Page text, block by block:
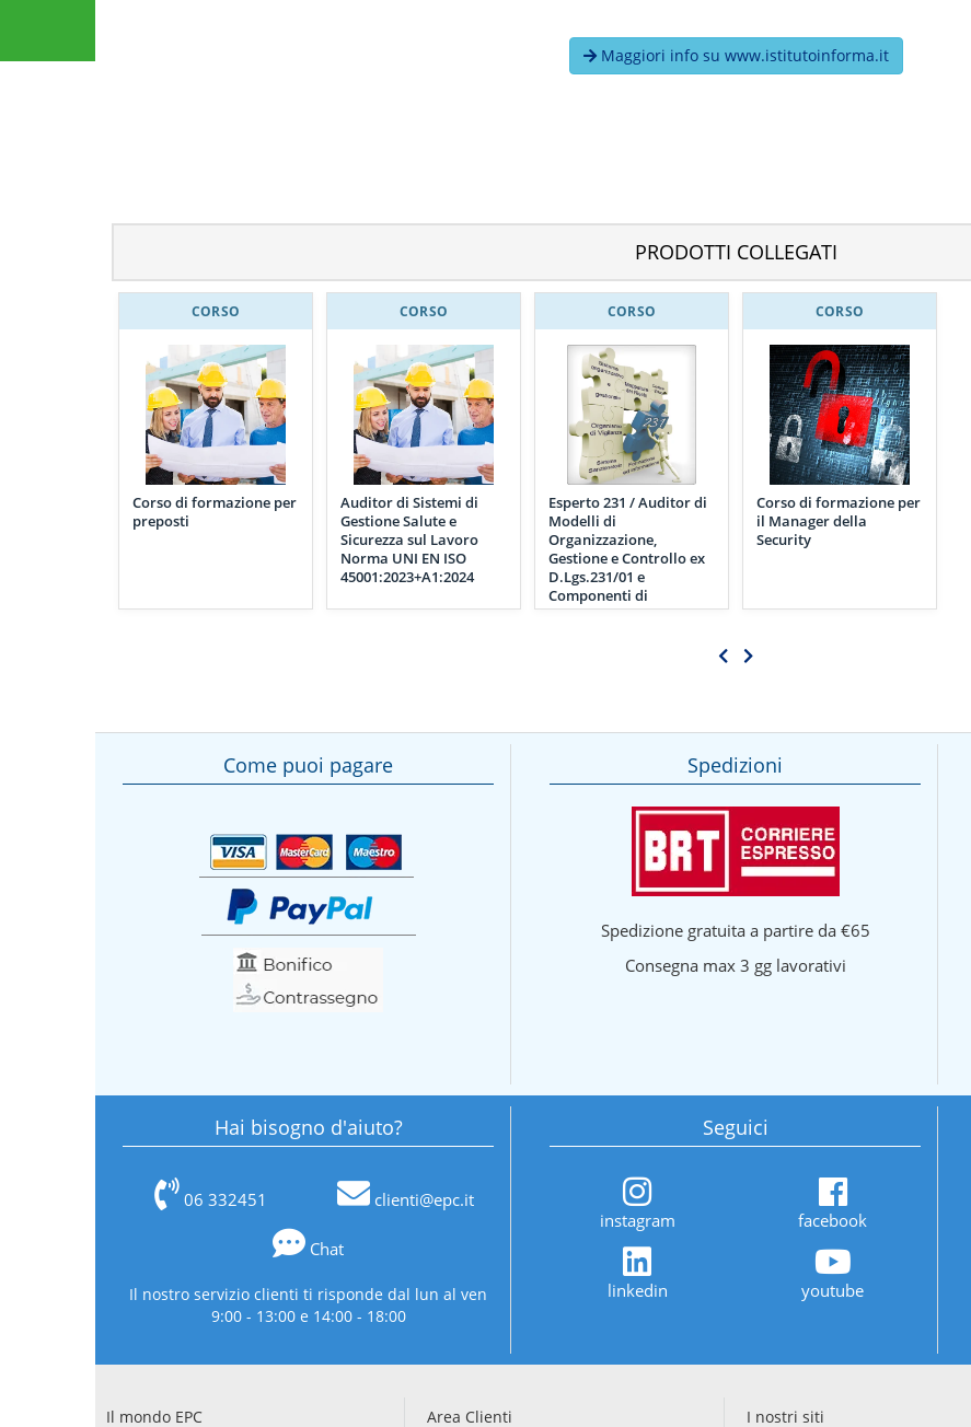
Maggiori info su www.istitutoinforma.it
PRODOTTI COLLEGATI
CORSO
Corso di formazione per
preposti
CORSO
Auditor di Sistemi di
Gestione Salute e
Sicurezza sul Lavoro
Norma UNI EN ISO
45001:2023+A1:2024
CORSO
Esperto 231 / Auditor di
Modelli di
Organizzazione,
Gestione e Controllo ex
D.Lgs.231/01 e
Componenti di
Organismi di Vigilanza
CORSO
Corso di formazione per
il Manager della
Security
Come puoi pagare Spedizioni
Spedizione gratuita a partire da €65
Consegna max 3 gg lavorativi
Hai bisogno d'aiuto?
06 332451 clienti@epc.it
Chat
Il nostro servizio clienti ti risponde dal lun al ven
9:00 - 13:00 e 14:00 - 18:00
Seguici
instagram facebook
linkedin youtube
Il mondo EPC Area Clienti I nostri siti